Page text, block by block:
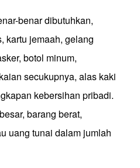
benar dibutuhkan,
kartu jemaah, gelang
botol minum,
secukupnya, alas kaki
kebersihan pribadi.
barang berat,
uang tunai dalam jumlah